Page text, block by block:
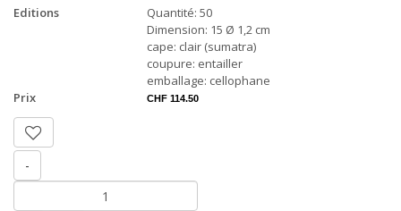
Editions
Quantité: 50
Dimension: 15 Ø 1,2 cm
cape: clair (sumatra)
coupure: entailler
emballage: cellophane
Prix
CHF 114.50
-